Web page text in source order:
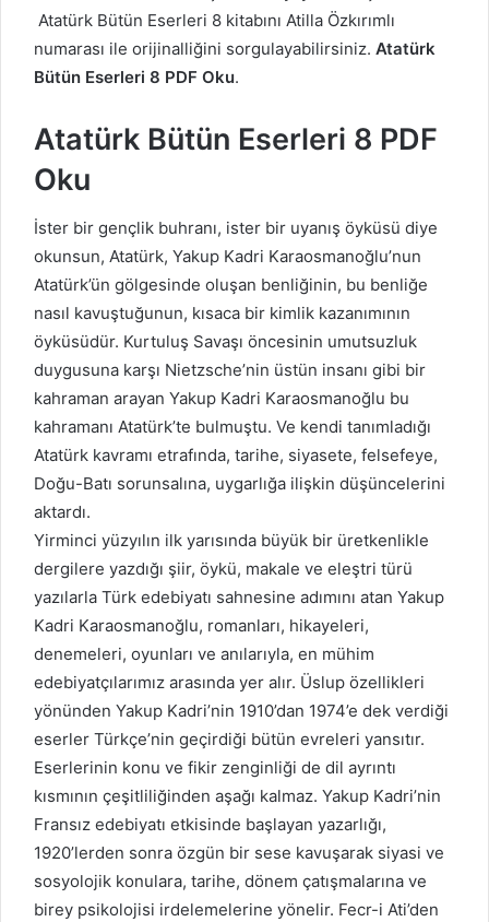
Atatürk Bütün Eserleri 8 kitabını Atilla Özkırımlı
numarası ile orijinalliğini sorgulayabilirsiniz. Atatürk
Bütün Eserleri 8 PDF Oku.
Atatürk Bütün Eserleri 8 PDF
Oku
İster bir gençlik buhranı, ister bir uyanış öyküsü diye
okunsun, Atatürk, Yakup Kadri Karaosmanoğlu’nun
Atatürk’ün gölgesinde oluşan benliğinin, bu benliğe
nasıl kavuştuğunun, kısaca bir kimlik kazanımının
öyküsüdür. Kurtuluş Savaşı öncesinin umutsuzluk
duygusuna karşı Nietzsche’nin üstün insanı gibi bir
kahraman arayan Yakup Kadri Karaosmanoğlu bu
kahramanı Atatürk’te bulmuştu. Ve kendi tanımladığı
Atatürk kavramı etrafında, tarihe, siyasete, felsefeye,
Doğu-Batı sorunsalına, uygarlığa ilişkin düşüncelerini
aktardı.
Yirminci yüzyılın ilk yarısında büyük bir üretkenlikle
dergilere yazdığı şiir, öykü, makale ve eleştri türü
yazılarla Türk edebiyatı sahnesine adımını atan Yakup
Kadri Karaosmanoğlu, romanları, hikayeleri,
denemeleri, oyunları ve anılarıyla, en mühim
edebiyatçılarımız arasında yer alır. Üslup özellikleri
yönünden Yakup Kadri’nin 1910’dan 1974’e dek verdiği
eserler Türkçe’nin geçirdiği bütün evreleri yansıtır.
Eserlerinin konu ve fikir zenginliği de dil ayrıntı
kısmının çeşitliliğinden aşağı kalmaz. Yakup Kadri’nin
Fransız edebiyatı etkisinde başlayan yazarlığı,
1920’lerden sonra özgün bir sese kavuşarak siyasi ve
sosyolojik konulara, tarihe, dönem çatışmalarına ve
birey psikolojisi irdelemelerine yönelir. Fecr-i Ati’den